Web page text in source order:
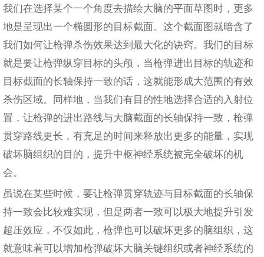
我们在选择某个一个角度去描绘大脑的平面草图时，更多
地是呈现出一个椭圆形的目标截面。这个截面图就暗含了
我们如何让枪弹杀伤效果达到最大化的诀窍。我们的目标
就是要让枪弹纵穿目标的头颅，当枪弹进出目标的轨迹和
目标截面的长轴保持一致的话，这就能形成大范围的有效
杀伤区域。同样地，当我们有目的性地选择合适的入射位
置，让枪弹的进出路线与大脑截面的长轴保持一致，枪弹
贯穿路线更长，有充足的时间来释放出更多的能量，实现
破坏脑组织的目的，提升中枢神经系统被完全破坏的机
会。
虽说在某些时候，要让枪弹贯穿轨迹与目标截面的长轴保
持一致会比较难实现，但是两者一致可以极大地提升引发
超压效应，不仅如此，枪弹也可以破坏更多的脑组织，这
就意味着可以增加枪弹破坏大脑关键组织或者神经系统的